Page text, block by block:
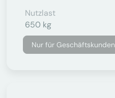
Nutzlast
650 kg
Nur für Geschäftskunden